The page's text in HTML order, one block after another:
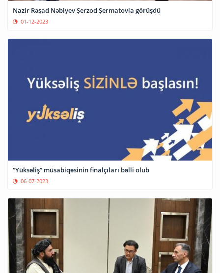
Nazir Rəşad Nəbiyev Şerzod Şermatovla görüşdü
01-12-2023
“Yüksəliş” müsabiqəsinin finalçıları bəlli olub
06-07-2023